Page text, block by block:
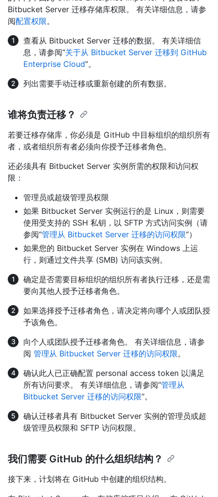
Bitbucket Server 迁移存储库权限。 有关详细信息，请参
阅配置权限。
查看从 Bitbucket Server 迁移的数据。 有关详细信
息，请参阅“关于从 Bitbucket Server 迁移到 GitHub
Enterprise Cloud”。
列出需要手动迁移或重新创建的所有数据。
谁将负责迁移？
若要迁移存储库，你必须是 GitHub 中目标组织的组织所有
者，或者组织所有者必须向你授予迁移者角色。
还必须具有 Bitbucket Server 实例所需的权限和访问权
限：
管理员或超级管理员权限
如果 Bitbucket Server 实例运行的是 Linux，则需要
使用受支持的 SSH 私钥，以 SFTP 方式访问实例（请
参阅“管理从 Bitbucket Server 迁移的访问权限”）
如果您的 Bitbucket Server 实例在 Windows 上运
行，则通过文件共享 (SMB) 访问该实例。
确定是否需要目标组织的组织所有者执行迁移，还是需
要向其他人授予迁移者角色。
如果选择授予迁移者角色，请决定将向哪个人或团队授
予该角色。
向个人或团队授予迁移者角色。 有关详细信息，请参
阅 管理从 Bitbucket Server 迁移的访问权限。
确认此人已正确配置 personal access token 以满足
所有访问要求。 有关详细信息，请参阅“管理从
Bitbucket Server 迁移的访问权限”。
确认迁移者具有 Bitbucket Server 实例的管理员或超
级管理员权限和 SFTP 访问权限。
我们需要 GitHub 的什么组织结构？
接下来，计划将在 GitHub 中创建的组织结构。